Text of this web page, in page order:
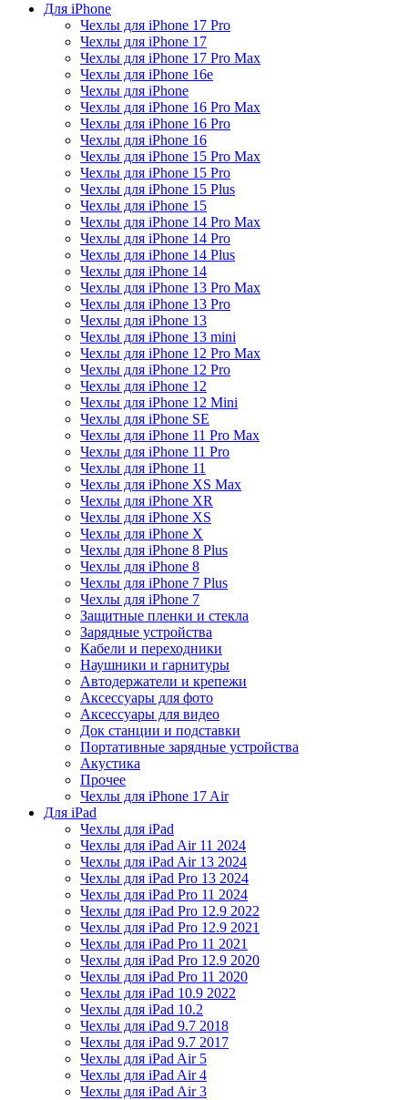
Для iPhone
Чехлы для iPhone 17 Pro
Чехлы для iPhone 17
Чехлы для iPhone 17 Pro Max
Чехлы для iPhone 16e
Чехлы для iPhone
Чехлы для iPhone 16 Pro Max
Чехлы для iPhone 16 Pro
Чехлы для iPhone 16
Чехлы для iPhone 15 Pro Max
Чехлы для iPhone 15 Pro
Чехлы для iPhone 15 Plus
Чехлы для iPhone 15
Чехлы для iPhone 14 Pro Max
Чехлы для iPhone 14 Pro
Чехлы для iPhone 14 Plus
Чехлы для iPhone 14
Чехлы для iPhone 13 Pro Max
Чехлы для iPhone 13 Pro
Чехлы для iPhone 13
Чехлы для iPhone 13 mini
Чехлы для iPhone 12 Pro Max
Чехлы для iPhone 12 Pro
Чехлы для iPhone 12
Чехлы для iPhone 12 Mini
Чехлы для iPhone SE
Чехлы для iPhone 11 Pro Max
Чехлы для iPhone 11 Pro
Чехлы для iPhone 11
Чехлы для iPhone XS Max
Чехлы для iPhone XR
Чехлы для iPhone XS
Чехлы для iPhone X
Чехлы для iPhone 8 Plus
Чехлы для iPhone 8
Чехлы для iPhone 7 Plus
Чехлы для iPhone 7
Защитные пленки и стекла
Зарядные устройства
Кабели и переходники
Наушники и гарнитуры
Автодержатели и крепежи
Аксессуары для фото
Аксессуары для видео
Док станции и подставки
Портативные зарядные устройства
Акустика
Прочее
Чехлы для iPhone 17 Air
Для iPad
Чехлы для iPad
Чехлы для iPad Air 11 2024
Чехлы для iPad Air 13 2024
Чехлы для iPad Pro 13 2024
Чехлы для iPad Pro 11 2024
Чехлы для iPad Pro 12.9 2022
Чехлы для iPad Pro 12.9 2021
Чехлы для iPad Pro 11 2021
Чехлы для iPad Pro 12.9 2020
Чехлы для iPad Pro 11 2020
Чехлы для iPad 10.9 2022
Чехлы для iPad 10.2
Чехлы для iPad 9.7 2018
Чехлы для iPad 9.7 2017
Чехлы для iPad Air 5
Чехлы для iPad Air 4
Чехлы для iPad Air 3